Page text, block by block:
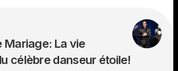
Mariage: La vie
célèbre danseur étoile!